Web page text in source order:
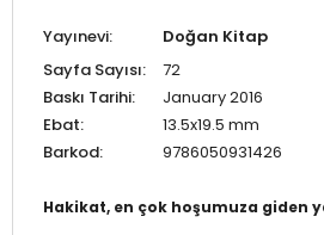
Yayınevi:
Doğan Kitap
Sayfa Sayısı:
72
Baskı Tarihi:
January 2016
Ebat:
13.5x19.5 mm
Barkod:
9786050931426
Hakikat, en çok hoşumuza giden